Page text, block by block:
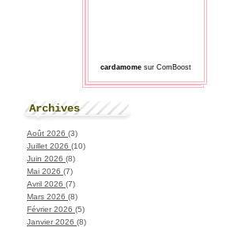
cardamome sur ComBoost
Archives
Août 2026 (3)
Juillet 2026 (10)
Juin 2026 (8)
Mai 2026 (7)
Avril 2026 (7)
Mars 2026 (8)
Février 2026 (5)
Janvier 2026 (8)